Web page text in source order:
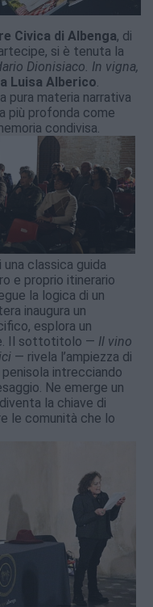
Civica di Albenga, di
si è tenuta la
Dionisiaco. In vigna,
Luisa Alberico
pura materia narrativa
più profonda come
condivisa.
una classica guida
e proprio itinerario
la logica di un
inaugura un
esplora un
Il sottotitolo — Il vino
— rivela l’ampiezza di
intrecciando
Ne emerge un
la chiave di
le comunità che lo